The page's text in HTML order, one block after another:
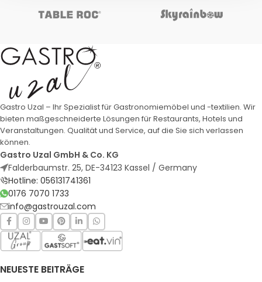
Gastro Uzal – Ihr Spezialist für Gastronomiemöbel und -textilien. Wir
bieten maßgeschneiderte Lösungen für Restaurants, Hotels und
Veranstaltungen. Qualität und Service, auf die Sie sich verlassen
können.
Gastro Uzal GmbH & Co. KG
Falderbaumstr. 25, DE-34123 Kassel / Germany
Hotline: 056131741361
0176 7070 1733
info@gastrouzal.com
NEUESTE BEITRÄGE